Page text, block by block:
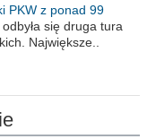
PKW z ponad 99
się druga tura
Największe..